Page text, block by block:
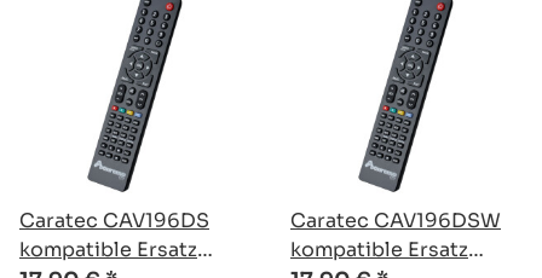
Caratec CAV196DS
kompatible Ersatz
Caratec CAV196DSW
kompatible Ersatz